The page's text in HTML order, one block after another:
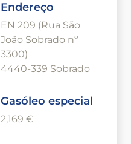
Endereço
EN 209 (Rua São
João Sobrado nº
3300)
4440-339 Sobrado
Gasóleo especial
2,169 €